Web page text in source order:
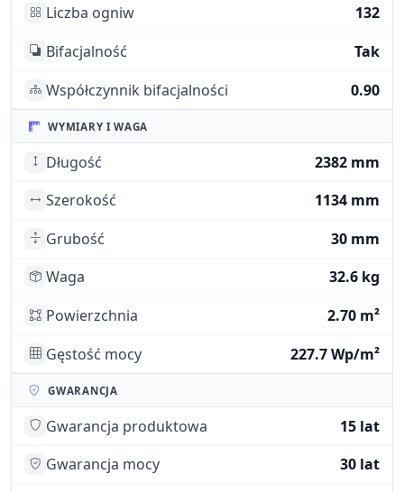
Liczba ogniw
132
Bifacjalność
Tak
Współczynnik bifacjalności
0.90
WYMIARY I WAGA
Długość
2382 mm
Szerokość
1134 mm
Grubość
30 mm
Waga
32.6 kg
Powierzchnia
2.70 m²
Gęstość mocy
227.7 Wp/m²
GWARANCJA
Gwarancja produktowa
15 lat
Gwarancja mocy
30 lat